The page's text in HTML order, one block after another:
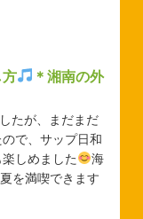
＊横浜・藤沢・寒
壁塗装専門店
の応援に行ったの
今シーズン初の応
にも会えました
す
＊湘南の外
たが、まだまだ
で、サップ日和
しめました
海
を満喫できます